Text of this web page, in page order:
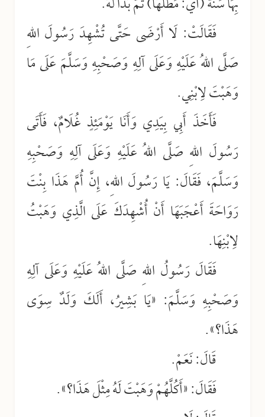
فَقَالَتْ: لَا أَرْضَى حَتَّى تُشْهِدَ رَسُولَ اللهِ
صَلَّى اللهُ عَلَيْهِ وَعَلَى آلِهِ وَصَحْبِهِ وَسَلَّمَ عَلَى مَا
وَهَبْتَ لِابْنِي.
فَأَخَذَ أَبِي بِيَدِي وَأَنَا يَوْمَئِذٍ غُلَامٌ، فَأَتَى
رَسُولَ اللهِ صَلَّى اللهُ عَلَيْهِ وَعَلَى آلِهِ وَصَحْبِهِ
وَسَلَّمَ، فَقَالَ: يَا رَسُولَ اللهِ، إِنَّ أُمَّ هَذَا بِنْتَ
رَوَاحَةَ أَعْجَبَهَا أَنْ أُشْهِدَكَ عَلَى الَّذِي وَهَبْتُ
لِابْنِهَا.
فَقَالَ رَسُولُ اللهِ صَلَّى اللهُ عَلَيْهِ وَعَلَى آلِهِ
وَصَحْبِهِ وَسَلَّمَ: «يَا بَشِيرُ، أَلَكَ وَلَدٌ سِوَى
هَذَا؟».
قَالَ: نَعَمْ.
فَقَالَ: «أَكُلَّهُمْ وَهَبْتَ لَهُ مِثْلَ هَذَا؟».